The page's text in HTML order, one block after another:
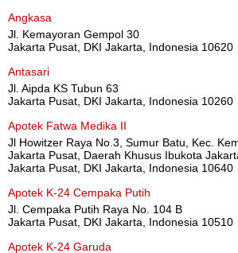
Angkasa
Jl. Kemayoran Gempol 30
Jakarta Pusat, DKI Jakarta, Indonesia 10620
Antasari
Jl. Aipda KS Tubun 63
Jakarta Pusat, DKI Jakarta, Indonesia 10260
Apotek Fatwa Medika II
Jl Howitzer Raya No.3, Sumur Batu, Kec.
Jakarta Pusat, Daerah Khusus Ibukota
Jakarta Pusat, DKI Jakarta, Indonesia 10640
Apotek K-24 Cempaka Putih
Jl. Cempaka Putih Raya No. 104 B
Jakarta Pusat, DKI Jakarta, Indonesia 10510
Apotek K-24 Garuda